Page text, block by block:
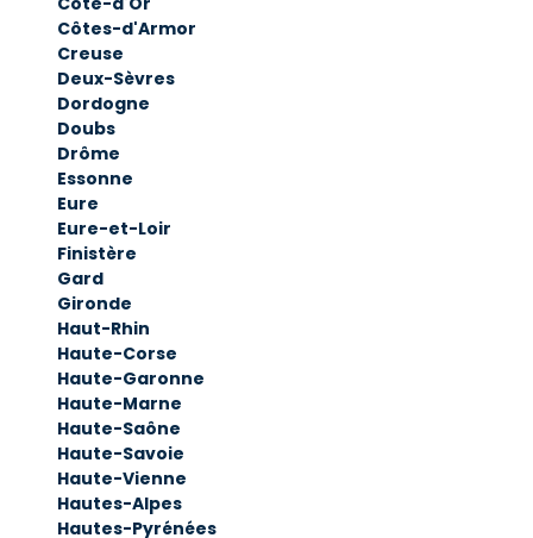
Côtes-d'Armor
Creuse
Deux-Sèvres
Dordogne
Doubs
Drôme
Essonne
Eure
Eure-et-Loir
Finistère
Gard
Gironde
Haut-Rhin
Haute-Corse
Haute-Garonne
Haute-Marne
Haute-Saône
Haute-Savoie
Haute-Vienne
Hautes-Alpes
Hautes-Pyrénées